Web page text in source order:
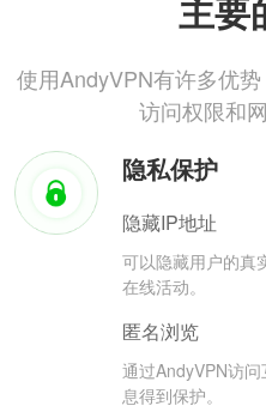
主要
使用AndyVPN有许多优势
访问权限和
隐私保护
隐藏IP地址
可以隐藏用户的真
在线活动。
匿名浏览
通过AndyVPN访
息得到保护。